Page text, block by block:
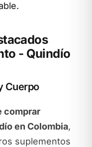
- Quindío
Cuerpo
comprar
en Colombia,
suplementos